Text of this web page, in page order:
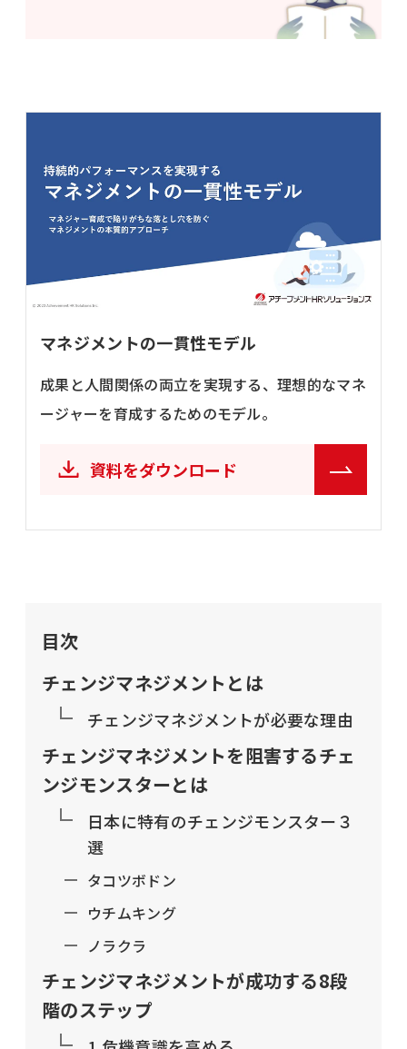
マネジメントの一貫性モデル
成果と人間関係の両立を実現する、理想的なマネ
ージャーを育成するためのモデル。
資料をダウンロード
目次
チェンジマネジメントとは
チェンジマネジメントが必要な理由
チェンジマネジメントを阻害するチェ
ンジモンスターとは
日本に特有のチェンジモンスター３
選
タコツボドン
ウチムキング
ノラクラ
チェンジマネジメントが成功する8段
階のステップ